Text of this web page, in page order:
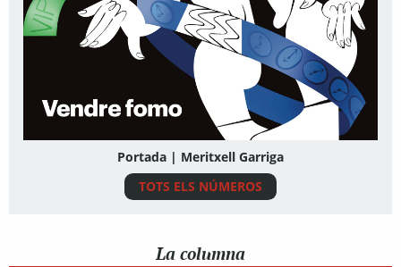
Portada | Meritxell Garriga
TOTS ELS NÚMEROS
La columna